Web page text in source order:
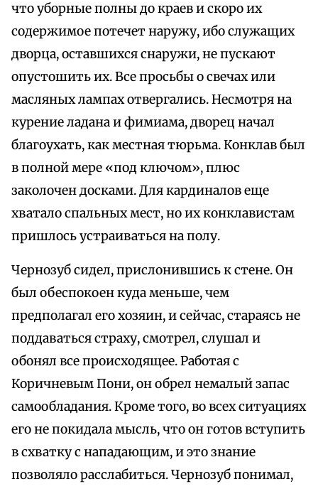
что уборные полны до краев и скоро их
содержимое потечет наружу, ибо служащих
дворца, оставшихся снаружи, не пускают
опустошить их. Все просьбы о свечах или
масляных лампах отвергались. Несмотря на
курение ладана и фимиама, дворец начал
благоухать, как местная тюрьма. Конклав был
в полной мере «под ключом», плюс
заколочен досками. Для кардиналов еще
хватало спальных мест, но их конклавистам
пришлось устраиваться на полу.
Чернозуб сидел, прислонившись к стене. Он
был обеспокоен куда меньше, чем
предполагал его хозяин, и сейчас, стараясь не
поддаваться страху, смотрел, слушал и
обонял все происходящее. Работая с
Коричневым Пони, он обрел немалый запас
самообладания. Кроме того, во всех ситуациях
его не покидала мысль, что он готов вступить
в схватку с нападающим, и это знание
позволяло расслабиться. Чернозуб понимал,